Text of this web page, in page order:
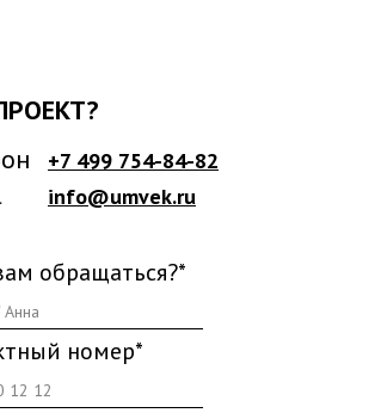
обращаться?*
номер*
info@umvek.ru
+7 499 754-84-82